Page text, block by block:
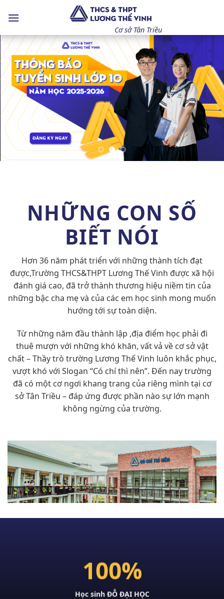
qua
dung
Cơ sở Tân Triều
NHỮNG CON SỐ
BIẾT NÓI
Hơn 36 năm phát triển với những thành tích đạt
được,Trường THCS&THPT Lương Thế Vinh được xã hội
đánh giá cao, đã trở thành thương hiệu niềm tin của
những bậc cha mẹ và của các em học sinh mong muốn
hướng tới sự toàn diện.
Từ những năm đầu thành lập ,địa điểm học phải đi
thuê mượn với những khó khăn, vất vả về cơ sở vật
chất – Thầy trò trường Lương Thế Vinh luôn khắc phục,
vượt khó với Slogan “Có chí thì nên”. Đến nay trường
đã có một cơ ngơi khang trang của riêng mình tại cơ
sở Tân Triều – đáp ứng được phần nào sự lớn mạnh
không ngừng của trường.
71%
học sinh đượcTUYỂN THẲNG